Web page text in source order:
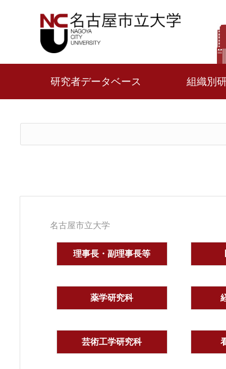
研究者データベース 組織別
名古屋市立大学
理事長・副理事長等
薬学研究科
芸術工学研究科